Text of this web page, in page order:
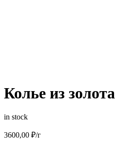
Колье из золота
in stock
3600,00 ₽/г